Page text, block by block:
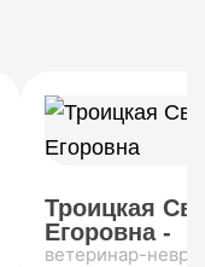
Троицкая
Егоровна -
ветеринар-